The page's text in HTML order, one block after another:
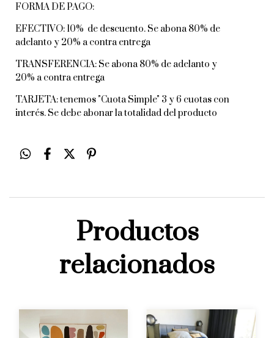
FORMA DE PAGO:
EFECTIVO: 10% de descuento. Se abona 80% de
adelanto y 20% a contra entrega
TRANSFERENCIA: Se abona 80% de adelanto y
20% a contra entrega
TARJETA: tenemos "Cuota Simple" 3 y 6 cuotas con
interés. Se debe abonar la totalidad del producto
Productos
relacionados